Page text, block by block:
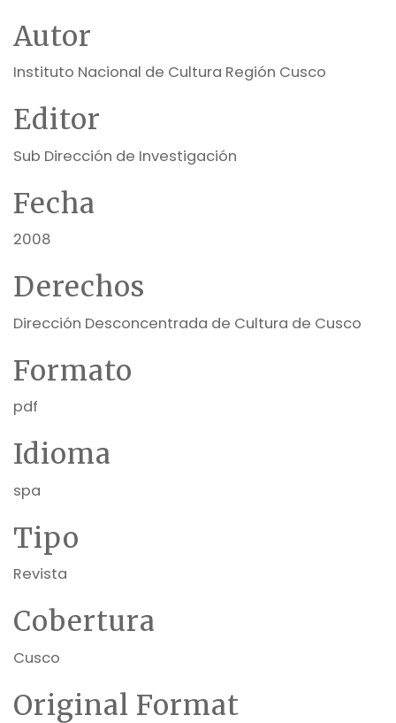
Autor
Instituto Nacional de Cultura Región Cusco
Editor
Sub Dirección de Investigación
Fecha
2008
Derechos
Dirección Desconcentrada de Cultura de Cusco
Formato
pdf
Idioma
spa
Tipo
Revista
Cobertura
Cusco
Original Format